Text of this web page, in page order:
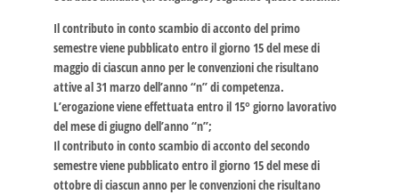
Il contributo in conto scambio di acconto del primo
semestre viene pubblicato entro il giorno 15 del mese di
maggio di ciascun anno per le convenzioni che risultano
attive al 31 marzo dell’anno “n” di competenza.
L’erogazione viene effettuata entro il 15° giorno lavorativo
del mese di giugno dell’anno “n”;
Il contributo in conto scambio di acconto del secondo
semestre viene pubblicato entro il giorno 15 del mese di
ottobre di ciascun anno per le convenzioni che risultano